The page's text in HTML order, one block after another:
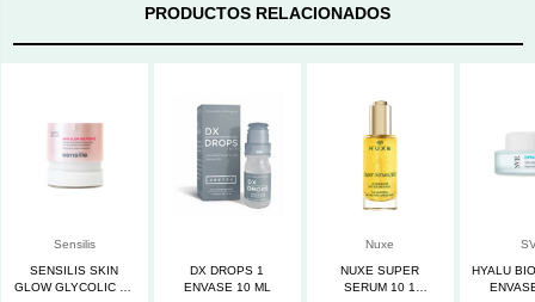
PRODUCTOS RELACIONADOS
Sensilis
SENSILIS SKIN
GLOW GLYCOLIC 50
DX DROPS 1
ENVASE 10 ML
Nuxe
NUXE SUPER
SERUM 10 1
HYALU